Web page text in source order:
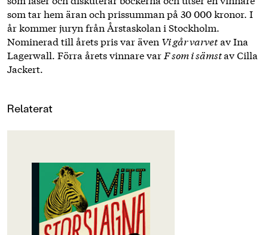
som tar hem äran och prissumman på 30 000 kronor. I
år kommer juryn från Årstaskolan i Stockholm.
Nominerad till årets pris var även Vi går varvetav Ina
Lagerwall. Förra årets vinnare var F som i sämstav Cilla
Jackert.
Relaterat
OM BOKEN
Nominerad till Augustpriset 2019!
Vinnare av Barnradions bokpris
2020!